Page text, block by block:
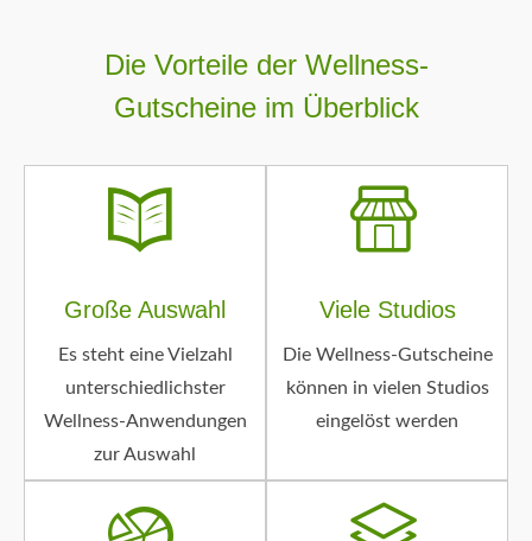
Die Vorteile der Wellness-
Gutscheine im Überblick
Große Auswahl
Es steht eine Vielzahl
unterschiedlichster
Wellness-Anwendungen
zur Auswahl
Viele Studios
Die Wellness-Gutscheine
können in vielen Studios
eingelöst werden